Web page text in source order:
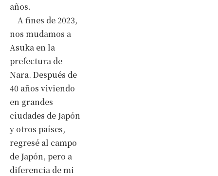
años.
A fines de 2023,
nos mudamos a
Asuka en la
prefectura de
Nara. Después de
40 años viviendo
en grandes
ciudades de Japón
y otros países,
regresé al campo
de Japón, pero a
diferencia de mi